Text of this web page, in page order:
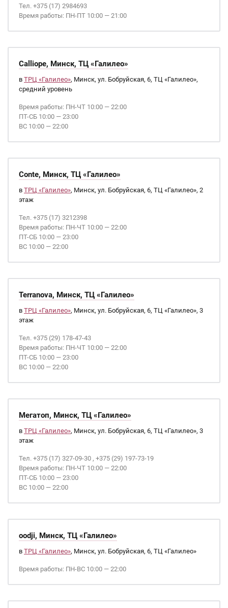
Тел. +375 (17) 2984693
Время работы: ПН-ПТ 10:00 — 21:00
Calliope, Минск, ТЦ «Галилео»
в ТРЦ «Галилео», Минск, ул. Бобруйская, 6, ТЦ «Галилео»,
средний уровень
Время работы: ПН-ЧТ 10:00 — 22:00
ПТ-СБ 10:00 — 23:00
ВС 10:00 — 22:00
Conte, Минск, ТЦ «Галилео»
в ТРЦ «Галилео», Минск, ул. Бобруйская, 6, ТЦ «Галилео», 2
этаж
Тел. +375 (17) 3212398
Время работы: ПН-ЧТ 10:00 — 22:00
ПТ-СБ 10:00 — 23:00
ВС 10:00 — 22:00
Terranova, Минск, ТЦ «Галилео»
в ТРЦ «Галилео», Минск, ул. Бобруйская, 6, ТЦ «Галилео», 3
этаж
Тел. +375 (29) 178-47-43
Время работы: ПН-ЧТ 10:00 — 22:00
ПТ-СБ 10:00 — 23:00
ВС 10:00 — 22:00
Мегатоп, Минск, ТЦ «Галилео»
в ТРЦ «Галилео», Минск, ул. Бобруйская, 6, ТЦ «Галилео», 3
этаж
Тел. +375 (17) 327-09-30 , +375 (29) 197-73-19
Время работы: ПН-ЧТ 10:00 — 22:00
ПТ-СБ 10:00 — 23:00
ВС 10:00 — 22:00
oodji, Минск, ТЦ «Галилео»
в ТРЦ «Галилео», Минск, ул. Бобруйская, 6, ТЦ «Галилео»
Время работы: ПН-ВС 10:00 — 22:00